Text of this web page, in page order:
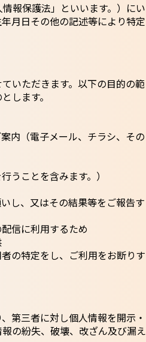
報保護法」といいます。）にい
月日その他の記述等により特定
いただきます。以下の目的の範
します。
内（電子メール、チラシ、その
うことを含みます。）
し、又はその結果等をご報告す
信に利用するため
の特定をし、ご利用をお断りす
第三者に対し個人情報を開示・
の紛失、破壊、改ざん及び漏え